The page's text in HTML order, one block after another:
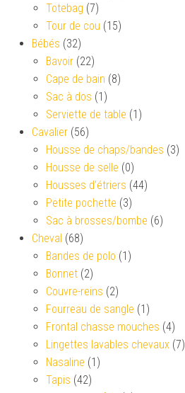
Totebag (7)
Tour de cou (15)
Bébés (32)
Bavoir (22)
Cape de bain (8)
Sac à dos (1)
Serviette de table (1)
Cavalier (56)
Housse de chaps/bandes (3)
Housse de selle (0)
Housses d’étriers (44)
Petite pochette (3)
Sac à brosses/bombe (6)
Cheval (68)
Bandes de polo (1)
Bonnet (2)
Couvre-reins (2)
Fourreau de sangle (1)
Frontal chasse mouches (4)
Lingettes lavables chevaux (7)
Nasaline (1)
Tapis (42)